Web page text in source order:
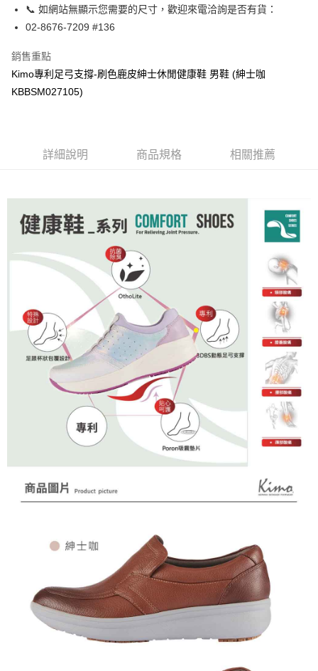
結帳頁面，進行簡訊認證並確認金額後，即可完成結帳。
３．收到繳費通知簡訊後14天內，點擊此簡訊中的連結，可透過四大超商／
※ 請注意：結帳手續完成當下不需立刻繳費，但若您需要取消訂單，請聯絡
購買商品的店家。未經商家同意取消之訂單仍視為有效，需透過AFTEE先享
※ 交易是否成功請以「AFTEE先享後付 」之結帳頁面顯示為準，若有關於
【注意事項】
１．透過由恩沛科技股份有限公司提供之「AFTEE先享後付」服務完成之交
２．關於個人資料處理事宜，請瀏覽以下網址：
https://aftee.tw/terms/#terms3
３．未成年的使用者請事先徵得法定代理人或監護人之同意方可使用
「AFTEE先享後付」，若未經同意申辦者引起之損失，本公司不負相關責
任。
４．使用「AFTEE先享後付」時，將依據個別帳號之用戶狀況，依本公司即
時審查核予不同之上限額度；若仍有額度不足之情形，本公司將視審查結果
請求用戶進行身份認證。
５．嚴禁一人註冊多個帳號或使用他人資訊註冊。若發現惡意使用之情形，
恩沛科技股份有限公司將有權停止該用戶之使用額度並採取法律行動。
每筆NT$60，滿NT$1,000(含以上)免運費
7-11取貨付款
每筆NT$60，滿NT$1,000(含以上)免運費
宅配
每筆NT$90，滿NT$1,000(含以上)免運費
📞 如網站無顯示您需要的尺寸，歡迎來電洽詢是否有貨：
02-8676-7209 #136
銷售重點
Kimo專利足弓支撐-刷色鹿皮紳士休閒健康鞋 男鞋 (紳士咖
KBBSM027105)
詳細說明 商品規格 相關推薦